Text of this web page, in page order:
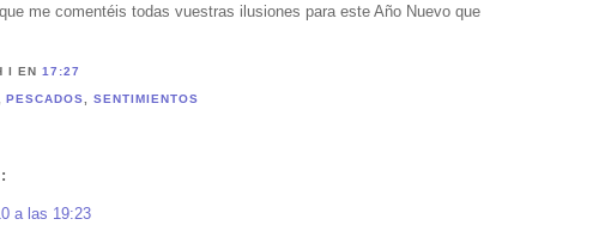
me comentéis todas vuestras ilusiones para este Año Nuevo que
IEN17:27
,PESCADOS ,SENTIMIENTOS
a las 19:23